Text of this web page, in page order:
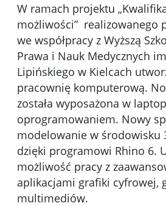
W ramach projektu
możliwości” realizowanego
we współpracy z Wyższą
Prawa i Nauk Medycznych
Lipińskiego w Kielcach
pracownię komputerową.
została wyposażona w
oprogramowaniem. Nowy
modelowanie w środowisku
dzięki programowi Rhino 6.
możliwość pracy z
aplikacjami grafiki cyfrowej,
multimediów.